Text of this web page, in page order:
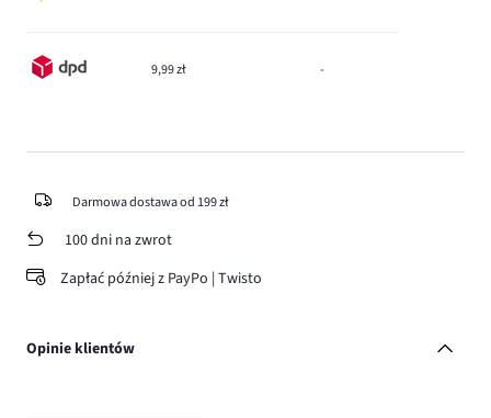
9,99 zł -
Darmowa dostawa od 199 zł
100 dni na zwrot
Zapłać później z PayPo | Twisto
Opinie klientów